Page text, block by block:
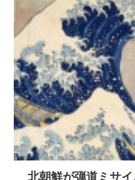
北朝鮮が弾道ミサ